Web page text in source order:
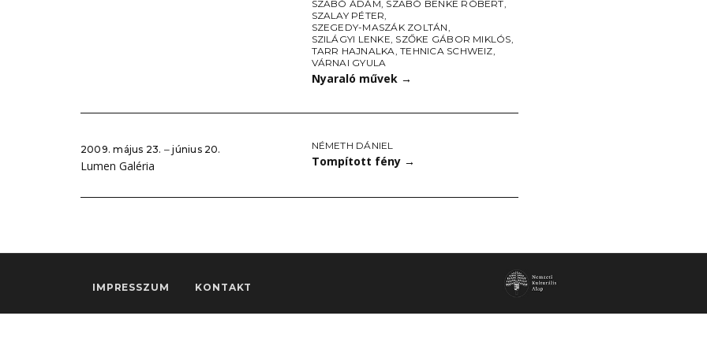
SZABÓ ÁDÁM, SZABÓ BENKE RÓBERT,
SZALAY PÉTER,
SZEGEDY-MASZÁK ZOLTÁN,
SZILÁGYI LENKE, SZŐKE GÁBOR MIKLÓS,
TARR HAJNALKA,TEHNICA SCHWEIZ,
VÁRNAI GYULA
Nyaraló művek →
2009. május 23. ‒ június 20.
Lumen Galéria
NÉMETH DÁNIEL
Tompított fény →
IMPRESSZUM KONTAKT